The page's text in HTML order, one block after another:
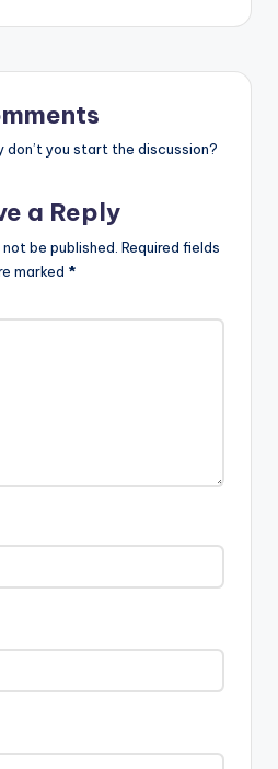
don’t you start the discussion?
a Reply
be published. Required fields
marked *